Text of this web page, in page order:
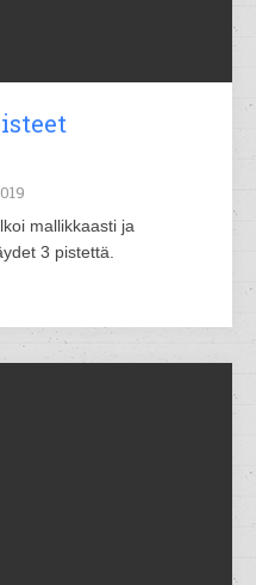
mallikkaasti ja
3 pistettä.